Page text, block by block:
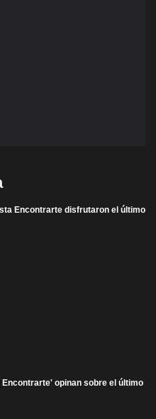
Encontrarte disfrutaron el último
opinan sobre el último